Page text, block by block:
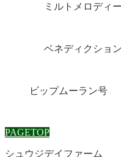
ミルトメロデ
ベネディクシ
ビップムーラン
PAGETOP
シュウジデイファーム